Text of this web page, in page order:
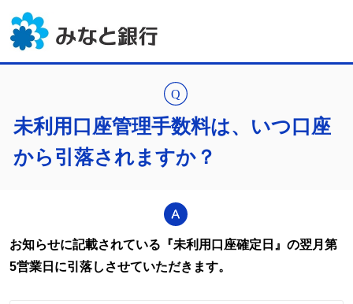
未利用口座管理手数料は、いつ口座
から引落されますか？
お知らせに記載されている『未利用口座確定日』の翌月第
5営業日に引落しさせていただきます。